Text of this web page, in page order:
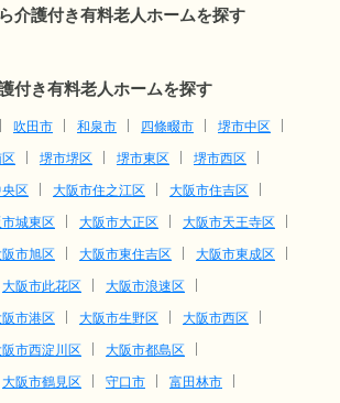
介護付き有料老人ホームを探す
付き有料老人ホームを探す
吹田市 和泉市 四條畷市
堺市中区
堺市堺区 堺市東区
堺市西区
区 大阪市住之江区
大阪市住吉区
城東区 大阪市大正区
大阪市天王寺区
市旭区 大阪市東住吉区
大阪市東成区
大阪市此花区
大阪市浪速区
市港区 大阪市生野区
大阪市西区
市西淀川区
大阪市都島区
大阪市鶴見区 守口市
富田林市